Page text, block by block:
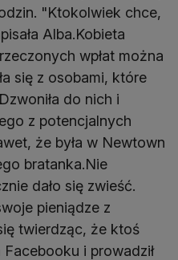
"Ktokolwiek chce,
Alba.Kobieta
wpłat można
się z osobami, które
do nich i
z potencjalnych
że była w Newtown
bratanka.Nie
dało się zwieść.
pieniądze z
twierdząc, że ktoś
Facebooku i prowadził